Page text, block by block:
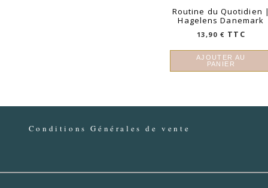
Routine du Quotidien |
Hagelens Danemark
13,90 € TTC
AJOUTER AU
PANIER
Conditions Générales de vente